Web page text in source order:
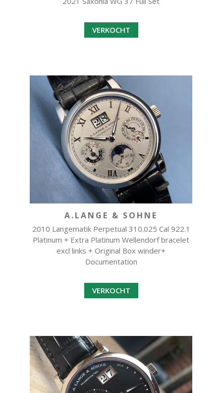
VERKOCHT
A.LANGE & SOHNE
2010 Langematik Perpetual 310.025 Cal 922.1
Platinum + Extra Platinum Wellendorf bracelet
excl links + Original Box winder+
Documentation
VERKOCHT